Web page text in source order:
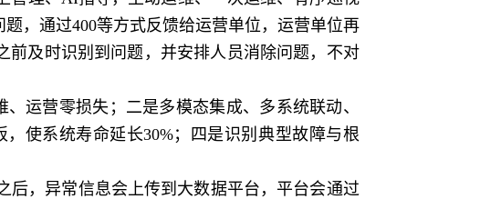
，通过400等方式反馈给运营单位，运营单位再
前及时识别到问题，并安排人员消除问题，不对
营零损失；二是多模态集成、多系统联动、
使系统寿命延长30%；四是识别典型故障与根
，异常信息会上传到大数据平台，平台会通过